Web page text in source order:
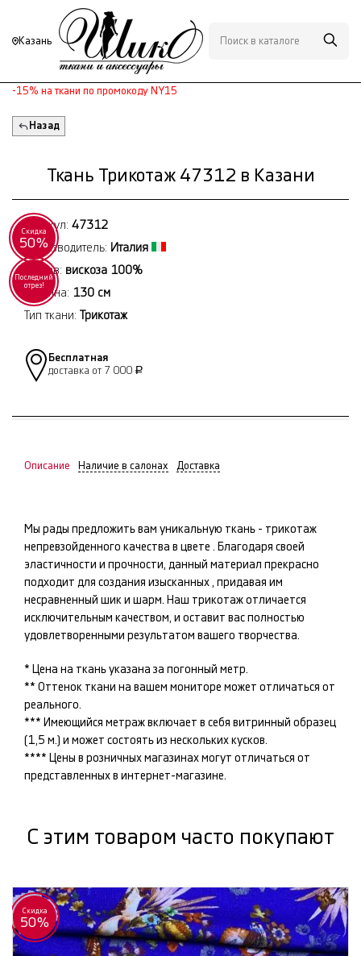
Казань
-15% на ткани по промокоду NY15
Назад
Ткань Трикотаж 47312 в Казани
Скидка
50%
Последний
отрез!
Артикул: 47312
Производитель: Италия
Состав: вискоза 100%
Ширина: 130 см
Тип ткани: Трикотаж
Бесплатная
доставка от 7 000 Р
Описание Наличие в салонах Доставка
Мы рады предложить вам уникальную ткань - трикотаж
непревзойденного качества в цвете . Благодаря своей
эластичности и прочности, данный материал прекрасно
подходит для создания изысканных , придавая им
несравненный шик и шарм. Наш трикотаж отличается
исключительным качеством, и оставит вас полностью
удовлетворенными результатом вашего творчества.
* Цена на ткань указана за погонный метр.
** Оттенок ткани на вашем мониторе может отличаться от
реального.
*** Имеющийся метраж включает в себя витринный образец
(1,5 м.) и может состоять из нескольких кусков.
**** Цены в розничных магазинах могут отличаться от
представленных в интернет-магазине.
С этим товаром часто покупают
Скидка
50%